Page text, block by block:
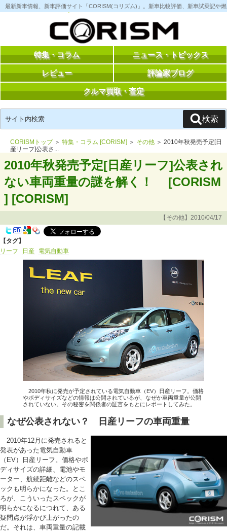
コ
ン
へ
最新新車情報、新車評価サイト「CORISM(コリズム)」。新車比較評価、新車試乗記や
特集・コラム ニュース・トピックス
レビュー 評論家ブログ
クルマ買取・査定
索:
検索
CORISMトップ＞ 特集・コラム [CORISM] ＞ その他 ＞ 2010年秋発売予定[日
産リーフ]公表さ...
2010年秋発売予定[日産リーフ]公表され
ない車両重量の謎を解く！ [CORISM
] [CORISM]
【その他】2010/04/17
【タグ】
リーフ
日産 電気自動車
2010年秋に発売が予定されている電気自動車（EV）日産リーフ。価格
やボディサイズなどの情報は公開されているが、なぜか車両重量が公開
されていない。その秘密を関係者の証言をもとにレポートしてみた。
なぜ公表されない？ 日産リーフの車両重量
2010年12月に発売されると
発表があった電気自動車
（EV）日産リーフ。価格やボ
ディサイズの詳細、電池やモ
ーター、航続距離などのスペ
ックも明らかになった。とこ
ろが、こういったスペックが
明らかになるにつれて、ある
疑問点が浮かび上がったの
だ。それは、車両重量の記載